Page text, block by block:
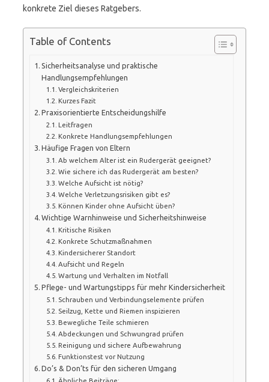
konkrete Ziel dieses Ratgebers.
Table of Contents
Sicherheitsanalyse und praktische
Handlungsempfehlungen
Vergleichskriterien
Kurzes Fazit
Praxisorientierte Entscheidungshilfe
Leitfragen
Konkrete Handlungsempfehlungen
Häufige Fragen von Eltern
Ab welchem Alter ist ein Rudergerät geeignet?
Wie sichere ich das Rudergerät am besten?
Welche Aufsicht ist nötig?
Welche Verletzungsrisiken gibt es?
Können Kinder ohne Aufsicht üben?
Wichtige Warnhinweise und Sicherheitshinweise
Kritische Risiken
Konkrete Schutzmaßnahmen
Kindersicherer Standort
Aufsicht und Regeln
Wartung und Verhalten im Notfall
Pflege- und Wartungstipps für mehr Kindersicherheit
Schrauben und Verbindungselemente prüfen
Seilzug, Kette und Riemen inspizieren
Bewegliche Teile schmieren
Abdeckungen und Schwungrad prüfen
Reinigung und sichere Aufbewahrung
Funktionstest vor Nutzung
Do’s & Don’ts für den sicheren Umgang
Ähnliche Beiträge: